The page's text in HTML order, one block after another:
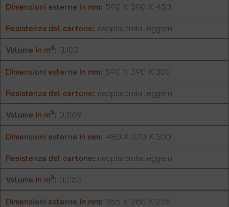
Dimensioni esterne in mm: 590 X 390 X 450
Resistenza del cartone: doppia onda leggero
Volume in m³: 0,103
Dimensioni esterne in mm: 590 X 390 X 300
Resistenza del cartone: doppia onda leggero
Volume in m³: 0,069
Dimensioni esterne in mm: 480 X 370 X 300
Resistenza del cartone: doppia onda leggero
Volume in m³: 0,053
Dimensioni esterne in mm: 355 X 260 X 225